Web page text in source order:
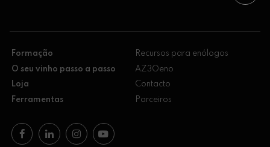
Formação
O seu vinho passo a passo
Loja
Ferramentas
Recursos para enólogos
AZ3Oeno
Contacto
Parceiros